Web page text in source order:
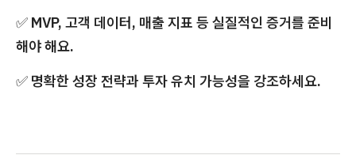
✅ MVP, 고객 데이터, 매출 지표 등 실질적인 증거를 준비
해야 해요.
✅ 명확한 성장 전략과 투자 유치 가능성을 강조하세요.